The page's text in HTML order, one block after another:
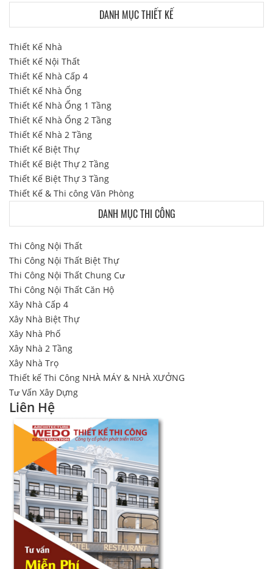
DANH MỤC THIẾT KẾ
Thiết Kế Nhà
Thiết Kế Nội Thất
Thiết Kế Nhà Cấp 4
Thiết Kế Nhà Ống
Thiết Kế Nhà Ống 1 Tầng
Thiết Kế Nhà Ống 2 Tầng
Thiết Kế Nhà 2 Tầng
Thiết Kế Biệt Thự
Thiết Kế Biệt Thự 2 Tầng
Thiết Kế Biệt Thự 3 Tầng
Thiết Kế & Thi công Văn Phòng
DANH MỤC THI CÔNG
Thi Công Nội Thất
Thi Công Nội Thất Biệt Thự
Thi Công Nội Thất Chung Cư
Thi Công Nội Thất Căn Hộ
Xây Nhà Cấp 4
Xây Nhà Biệt Thự
Xây Nhà Phố
Xây Nhà 2 Tầng
Xây Nhà Trọ
Thiết kế Thi Công NHÀ MÁY & NHÀ XƯỞNG
Tư Vấn Xây Dựng
Liên Hệ